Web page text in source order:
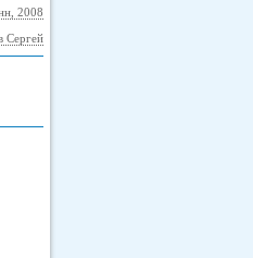
2008
Сергей